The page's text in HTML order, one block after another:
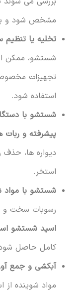
مشخص شود و
تخلیه یا
شستشو، ممکن
تجهیزات
استفاده شود.
شستشو با
پیشرفته و
دیواره ها،
استخر.
شستشو با مواد
رسوبات سخت و
اسید شستشو
کامل حاصل
آبکشی و جمع
مواد شوینده